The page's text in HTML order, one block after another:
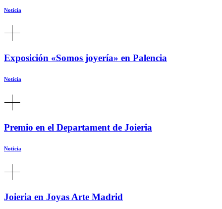
Noticia
Exposición «Somos joyería» en Palencia
Noticia
Premio en el Departament de Joieria
Noticia
Joieria en Joyas Arte Madrid